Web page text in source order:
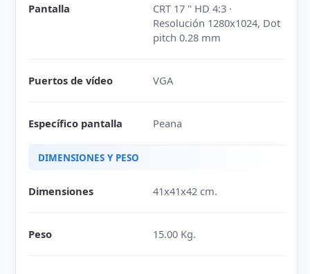
Pantalla
CRT 17 '' HD 4:3 ·
Resolución 1280x1024, Dot
pitch 0.28 mm
Puertos de vídeo VGA
Específico pantalla Peana
DIMENSIONES Y PESO
Dimensiones 41x41x42 cm.
Peso 15.00 Kg.